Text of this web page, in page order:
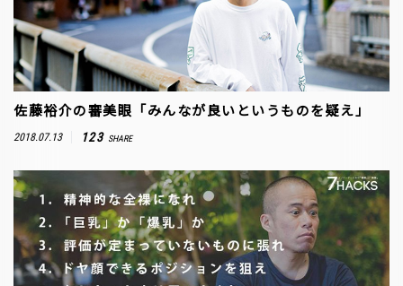
佐藤裕介の審美眼「みんなが良いというものを疑え」
2018.07.13 123 SHARE